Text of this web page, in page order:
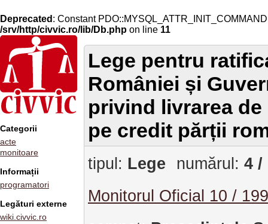
Deprecated : Constant
/srv/http/civvic.ro/lib/Db.php on line 11
Categorii
acte
monitoare
Informații
programatori
Legături externe
wiki.civvic.ro
Lege pentru
României și
privind livrarea
pe credit părții
tipul: Lege numărul: 4 /
Monitorul Oficial 10 /